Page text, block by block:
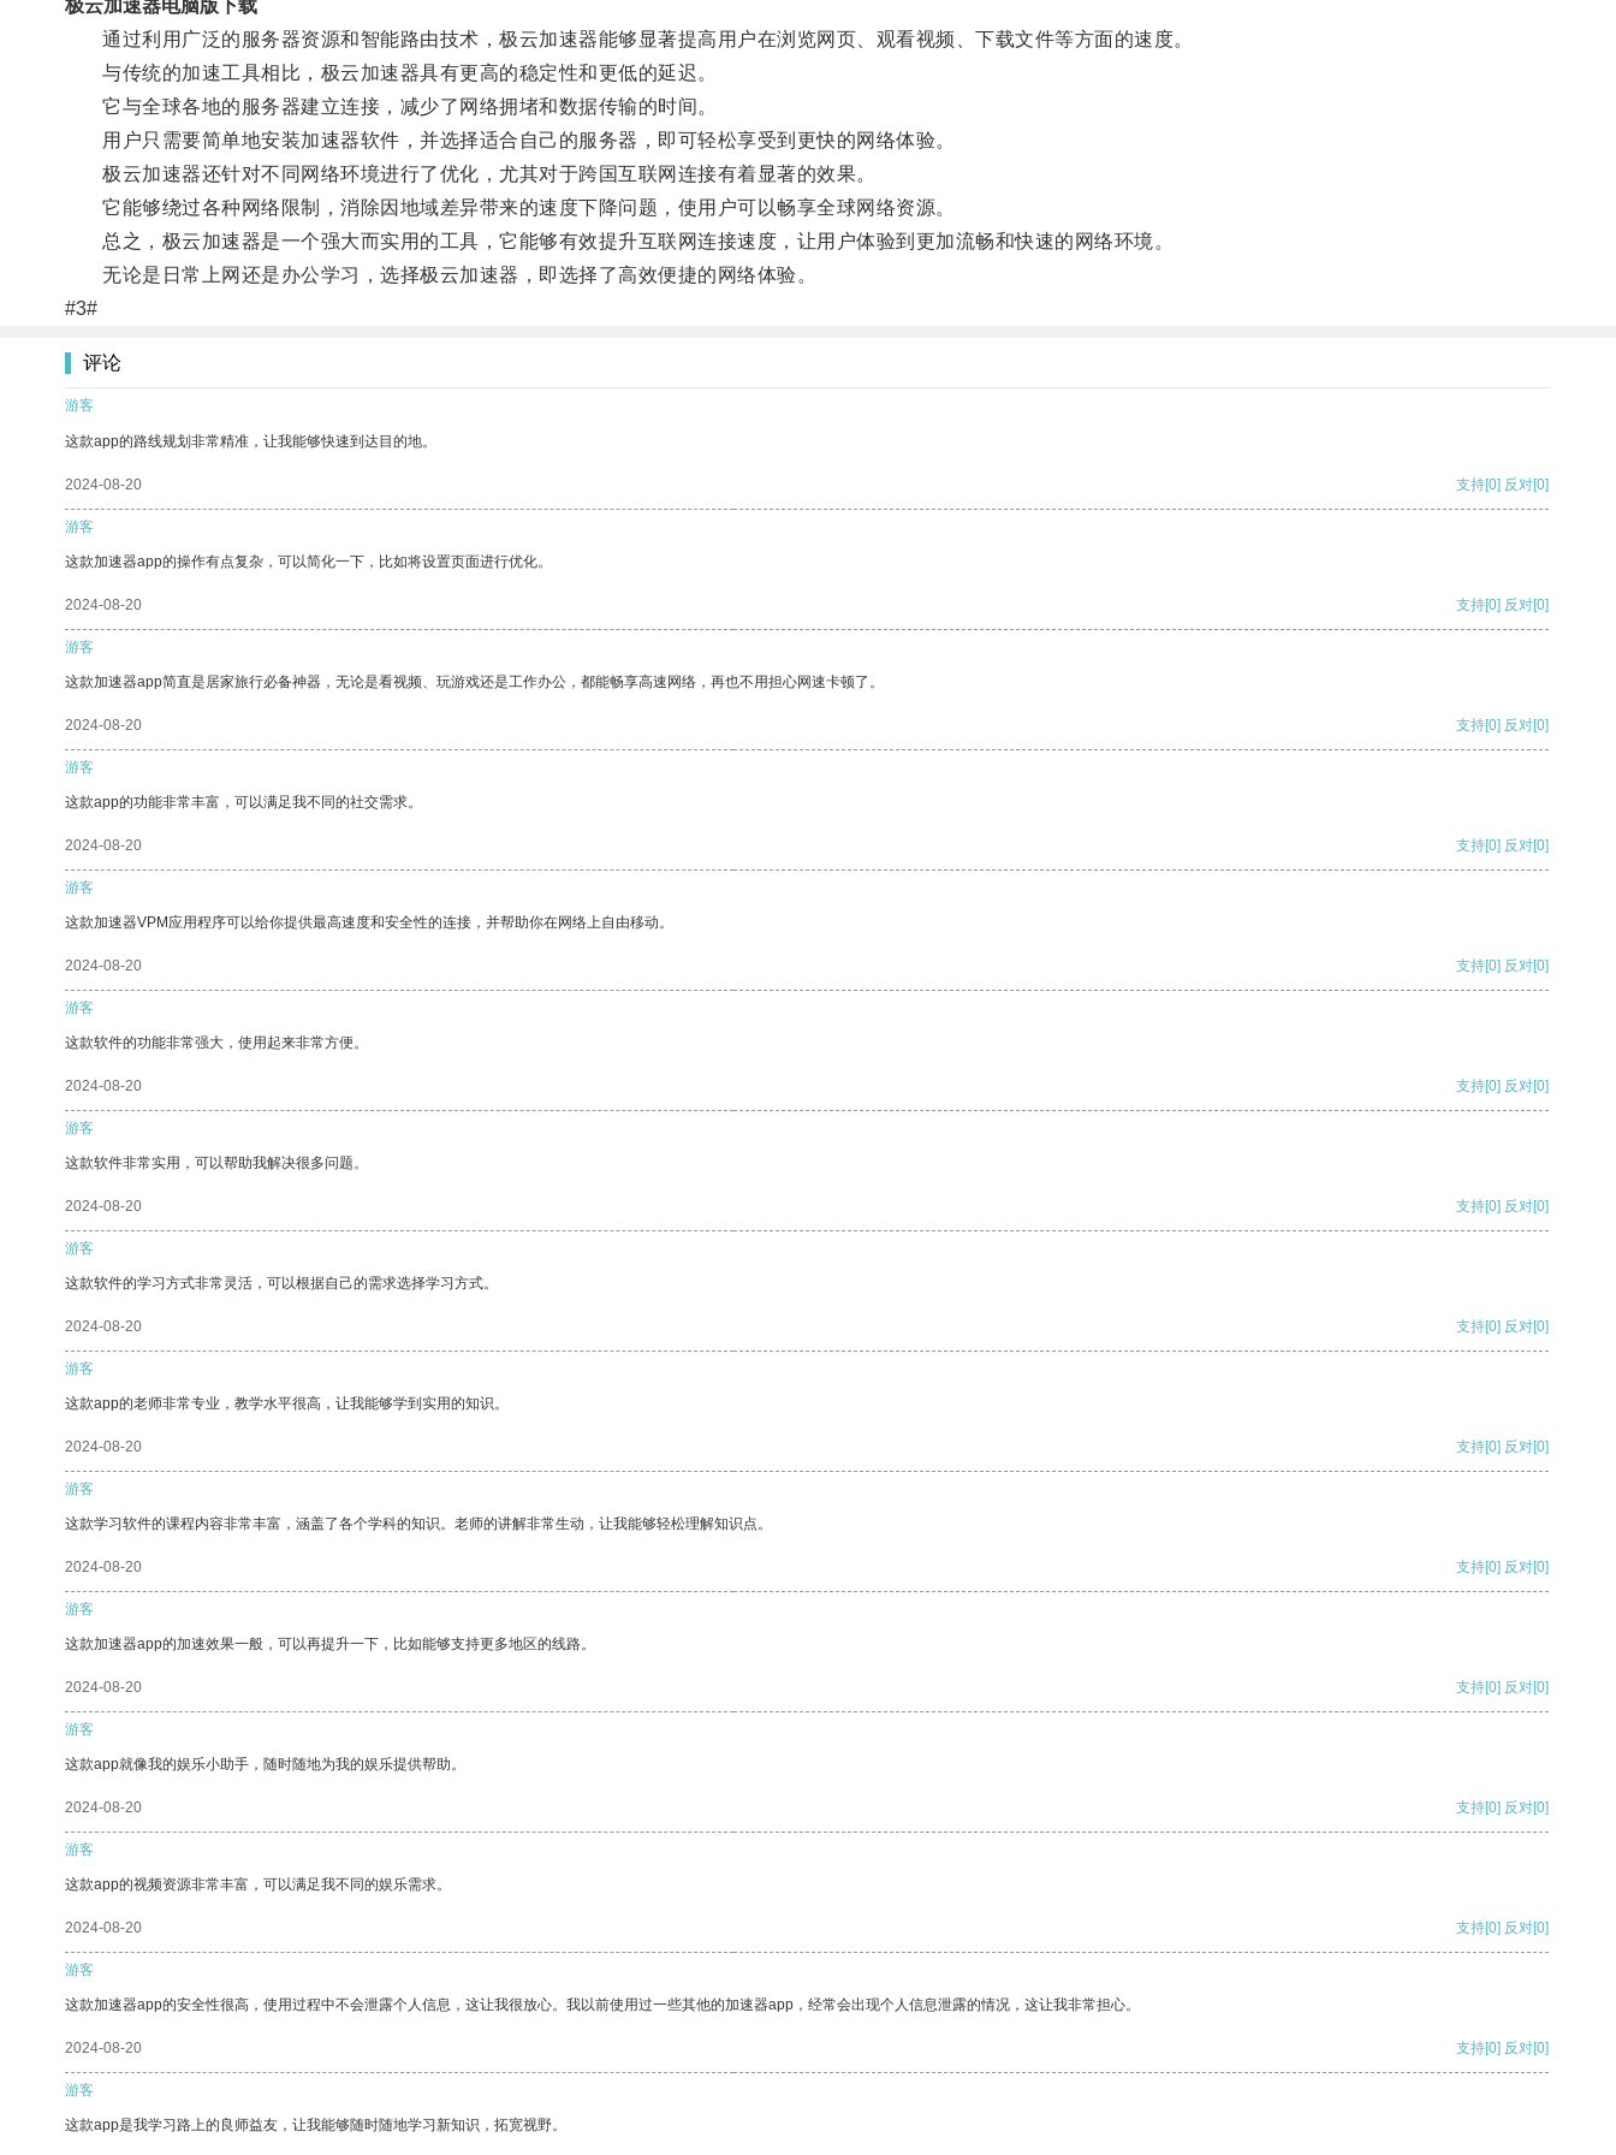
极云加速器电脑版下载
通过利用广泛的服务器资源和智能路由技术，极云加速器能够显著提高用户在浏览网页、观看视频、下载文件等方面的速度。
与传统的加速工具相比，极云加速器具有更高的稳定性和更低的延迟。
它与全球各地的服务器建立连接，减少了网络拥堵和数据传输的时间。
用户只需要简单地安装加速器软件，并选择适合自己的服务器，即可轻松享受到更快的网络体验。
极云加速器还针对不同网络环境进行了优化，尤其对于跨国互联网连接有着显著的效果。
它能够绕过各种网络限制，消除因地域差异带来的速度下降问题，使用户可以畅享全球网络资源。
总之，极云加速器是一个强大而实用的工具，它能够有效提升互联网连接速度，让用户体验到更加流畅和快速的网络环境。
无论是日常上网还是办公学习，选择极云加速器，即选择了高效便捷的网络体验。
#3#
评论
游客
这款app的路线规划非常精准，让我能够快速到达目的地。
2024-08-20 支持[0] 反对[0]
游客
这款加速器app的操作有点复杂，可以简化一下，比如将设置页面进行优化。
2024-08-20 支持[0] 反对[0]
游客
这款加速器app简直是居家旅行必备神器，无论是看视频、玩游戏还是工作办公，都能畅享高速网络，再也不用担心网速卡顿了。
2024-08-20 支持[0] 反对[0]
游客
这款app的功能非常丰富，可以满足我不同的社交需求。
2024-08-20 支持[0] 反对[0]
游客
这款加速器VPM应用程序可以给你提供最高速度和安全性的连接，并帮助你在网络上自由移动。
2024-08-20 支持[0] 反对[0]
游客
这款软件的功能非常强大，使用起来非常方便。
2024-08-20 支持[0] 反对[0]
游客
这款软件非常实用，可以帮助我解决很多问题。
2024-08-20 支持[0] 反对[0]
游客
这款软件的学习方式非常灵活，可以根据自己的需求选择学习方式。
2024-08-20 支持[0] 反对[0]
游客
这款app的老师非常专业，教学水平很高，让我能够学到实用的知识。
2024-08-20 支持[0] 反对[0]
游客
这款学习软件的课程内容非常丰富，涵盖了各个学科的知识。老师的讲解非常生动，让我能够轻松理解知识点。
2024-08-20 支持[0] 反对[0]
游客
这款加速器app的加速效果一般，可以再提升一下，比如能够支持更多地区的线路。
2024-08-20 支持[0] 反对[0]
游客
这款app就像我的娱乐小助手，随时随地为我的娱乐提供帮助。
2024-08-20 支持[0] 反对[0]
游客
这款app的视频资源非常丰富，可以满足我不同的娱乐需求。
2024-08-20 支持[0] 反对[0]
游客
这款加速器app的安全性很高，使用过程中不会泄露个人信息，这让我很放心。我以前使用过一些其他的加速器app，经常会出现个人信息泄露的情况，这让我非常担心。
2024-08-20 支持[0] 反对[0]
游客
这款app是我学习路上的良师益友，让我能够随时随地学习新知识，拓宽视野。